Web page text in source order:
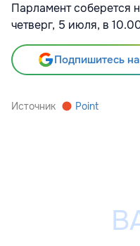
Парламент соберется
четверг, 5 июля, в
Подпишитесь
Источник Point